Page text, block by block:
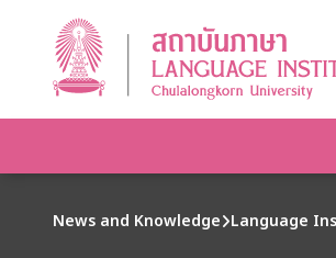
News and Knowledge Language